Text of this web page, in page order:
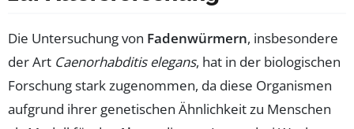
Die Untersuchung von Fadenwürmern, insbesondere
der Art Caenorhabditis elegans, hat in der biologischen
Forschung stark zugenommen, da diese Organismen
aufgrund ihrer genetischen Ähnlichkeit zu Menschen